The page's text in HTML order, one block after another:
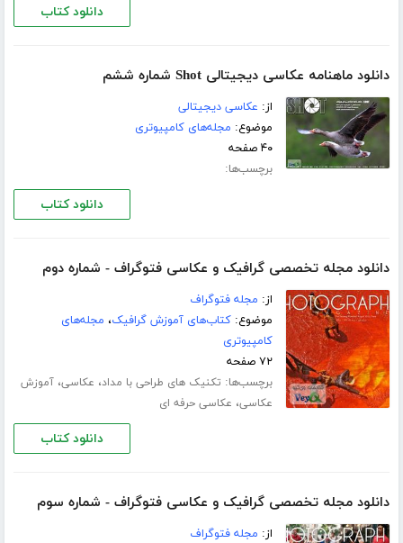
دانلود کتاب
دانلود ماهنامه عکاسی دیجیتالی Shot شماره ششم
از: عکاسی دیجیتالی
موضوع: مجله‌های کامپیوتری
۴۰ صفحه
برچسب‌ها:
دانلود کتاب
دانلود مجله تخصصی گرافیک و عکاسی فتوگراف - شماره دوم
از: مجله فتوگراف
موضوع:کتاب‌های آموزش گرافیک، مجله‌های
کامپیوتری
۷۲ صفحه
برچسب‌ها: تکنیک های طراحی با مداد، عکاسی،آموزش
عکاسی، عکاسی حرفه ای
دانلود کتاب
دانلود مجله تخصصی گرافیک و عکاسی فتوگراف - شماره سوم
از: مجله فتوگراف